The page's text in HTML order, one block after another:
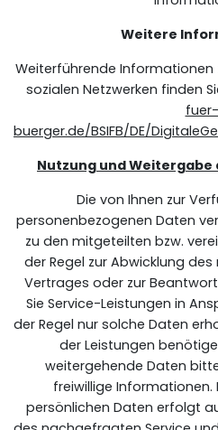
Weitere
Weiterführende
sozialen Netzwerken finden
fuer-
buerger.de/BSIFB/DE/
Nutzung und
Die von Ihnen zur
personenbezogenen Daten
zu den mitgeteilten bzw.
der Regel zur Abwicklung
Vertrages oder zur
Sie Service-Leistungen in
der Regel nur solche Daten
der Leistungen
weitergehende Daten
freiwillige Informationen.
persönlichen Daten erfolgt